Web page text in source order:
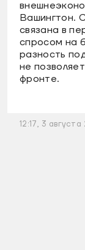
Вашингтон.
связана в
спросом на
разность
не
фронте.
12:17, 3